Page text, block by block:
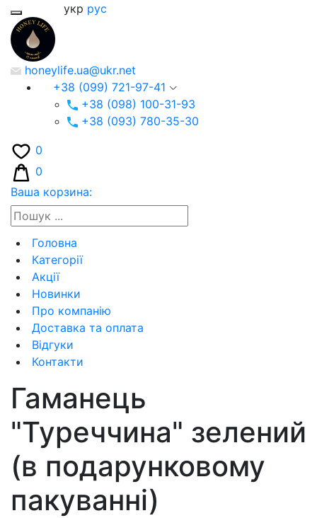
укр рус
honeylife.ua@ukr.net
+38 (099) 721-97-41
+38 (098) 100-31-93
+38 (093) 780-35-30
0
0
Ваша корзина:
Головна
Категорії
Акції
Новинки
Про компанію
Доставка та оплата
Відгуки
Контакти
Гаманець
"Туреччина" зелений
(в подарунковому
пакуванні)